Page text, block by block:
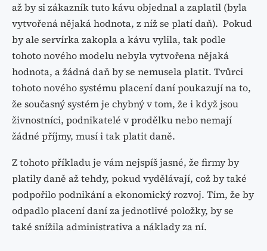
až by si zákazník tuto kávu objednal a zaplatil (byla
vytvořená nějaká hodnota, z níž se platí daň). Pokud
by ale servírka zakopla a kávu vylila, tak podle
tohoto nového modelu nebyla vytvořena nějaká
hodnota, a žádná daň by se nemusela platit. Tvůrci
tohoto nového systému placení daní poukazují na to,
že současný systém je chybný v tom, že i když jsou
živnostníci, podnikatelé v prodělku nebo nemají
žádné příjmy, musí i tak platit daně.
Z tohoto příkladu je vám nejspíš jasné, že firmy by
platily daně až tehdy, pokud vydělávají, což by také
podpořilo podnikání a ekonomický rozvoj. Tím, že by
odpadlo placení daní za jednotlivé položky, by se
také snížila administrativa a náklady za ní.